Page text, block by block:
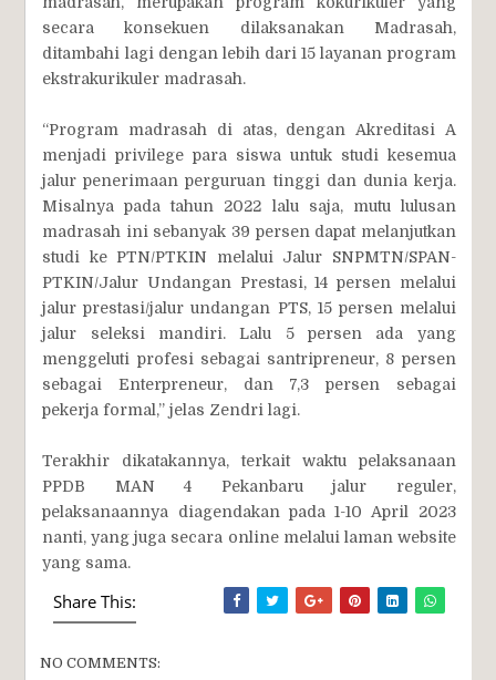
secara konsekuen dilaksanakan Madrasah,
ditambahi lagi dengan lebih dari 15 layanan program
ekstrakurikuler madrasah.
“Program madrasah di atas, dengan Akreditasi A
menjadi privilege para siswa untuk studi kesemua
jalur penerimaan perguruan tinggi dan dunia kerja.
Misalnya pada tahun 2022 lalu saja, mutu lulusan
madrasah ini sebanyak 39 persen dapat melanjutkan
studi ke PTN/PTKIN melalui Jalur SNPMTN/SPAN-
PTKIN/Jalur Undangan Prestasi, 14 persen melalui
jalur prestasi/jalur undangan PTS, 15 persen melalui
jalur seleksi mandiri. Lalu 5 persen ada yang
menggeluti profesi sebagai santripreneur, 8 persen
sebagai Enterpreneur, dan 7,3 persen sebagai
pekerja formal,” jelas Zendri lagi.
Terakhir dikatakannya, terkait waktu pelaksanaan
PPDB MAN 4 Pekanbaru jalur reguler,
pelaksanaannya diagendakan pada 1-10 April 2023
nanti, yang juga secara online melalui laman website
yang sama.
Share This:
NO COMMENTS: